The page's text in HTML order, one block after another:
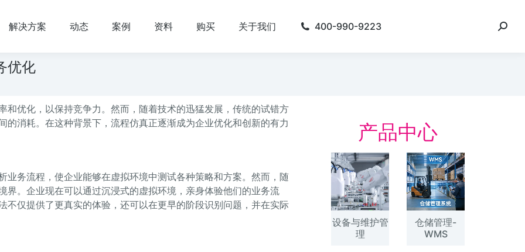
解决方案 动态 案例 资料 购买 关于我们 400-990-9223
优化
和优化，以保持竞争力。然而，随着技术的迅猛发展，传统的试错方
消耗。在这种背景下，流程仿真正逐渐成为企业优化和创新的有力
业务流程，使企业能够在虚拟环境中测试各种策略和方案。然而，随
界。企业现在可以通过沉浸式的虚拟环境，亲身体验他们的业务流
不仅提供了更真实的体验，还可以在更早的阶段识别问题，并在实际
产品中心
设备与维护管
理
仓储管理-
WMS